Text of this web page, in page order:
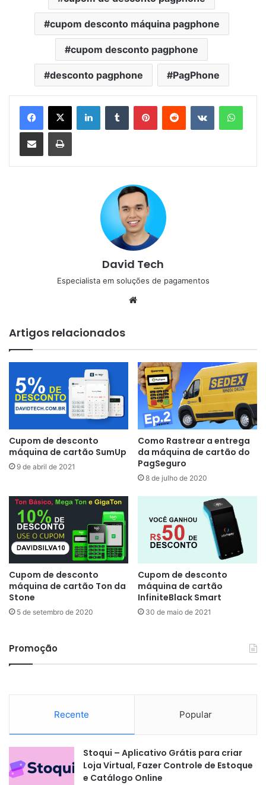
cupom desconto máquina pagphone
cupom desconto pagphone
desconto pagphone PagPhone
LinkedinTumblr PinterestReddit VK
Compartilhar via e-mail Imprimir
David Tech
Especialista em soluções de pagamentos
Artigos relacionados
Cupom de desconto
máquina de cartão SumUp
9 de abril de 2021
Como Rastrear a entrega
da máquina de cartão do
PagSeguro
8 de julho de 2020
Cupom de desconto
máquina de cartão Ton da
Stone
5 de setembro de 2020
Cupom de desconto
máquina de cartão
InfiniteBlack Smart
30 de maio de 2021
Promoção
Recente Popular
Stoqui – Aplicativo Grátis para criar
Loja Virtual, Fazer Controle de Estoque
e Catálogo Online